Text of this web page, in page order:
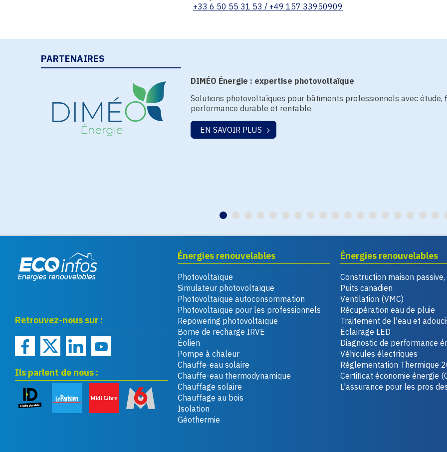
+33 6 50 55 31 53 / +49 157 33950909
PARTENAIRES
DIMÉO Énergie : expertise photovoltaïque
Solutions photovoltaïques pour bâtiments professionnels avec
performance durable et rentable.
EN SAVOIR PLUS
Retrouvez-nous sur :
Ils parlent de nous :
Énergies renouvelables
Photovoltaïque
Simulateur photovoltaïque
Photovoltaïque autoconsommation
Photovoltaïque pour les professionnels
Repowering photovoltaïque
Borne de recharge IRVE
Éolien
Pompe à chaleur
Chauffe-eau solaire
Chauffe-eau thermodynamique
Chauffage solaire
Chauffage au bois
Isolation
Géothermie
Énergies renouvelables
Construction maison passive,
Puits canadien
Ventilation (VMC)
Récupération eau de pluie
Traitement de l'eau et
Éclairage LED
Diagnostic de performance
Véhicules électriques
Réglementation Thermique
Certificat économie énergie
L'assurance pour les pros